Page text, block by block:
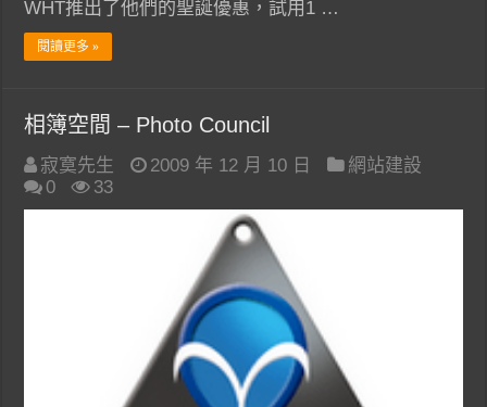
WHT推出了他們的聖誕優惠，試用1 …
閱讀更多 »
相簿空間 – Photo Council
寂寞先生 2009 年 12 月 10 日
網站建設
0
33